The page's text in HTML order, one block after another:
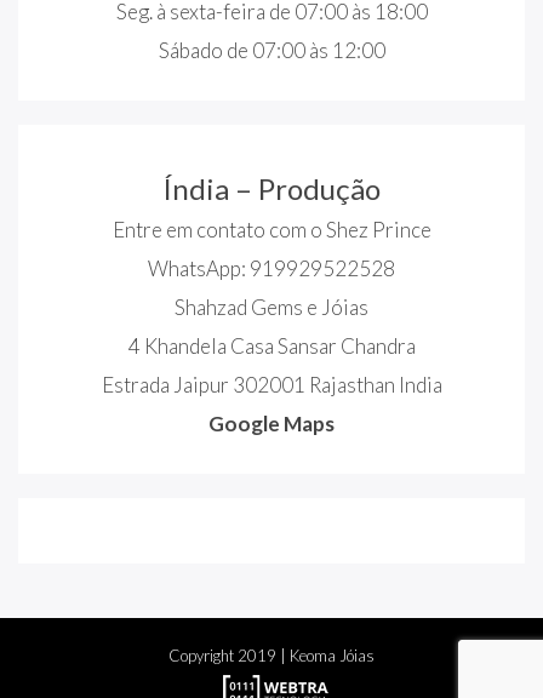
Seg. à sexta-feira de 07:00 às 18:00
Sábado de 07:00 às 12:00
Índia – Produção
Entre em contato com o Shez Prince
WhatsApp: 919929522528
Shahzad Gems e Jóias
4 Khandela Casa Sansar Chandra
Estrada Jaipur 302001 Rajasthan India
Google Maps
Copyright 2019 | Keoma Jóias